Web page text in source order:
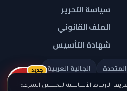
الارتباط الأساسية لتحسين السرعة
سياسة التحرير
الملف القانوني
شهادة التأسيس
الجالية العربية
ريلز
جديد